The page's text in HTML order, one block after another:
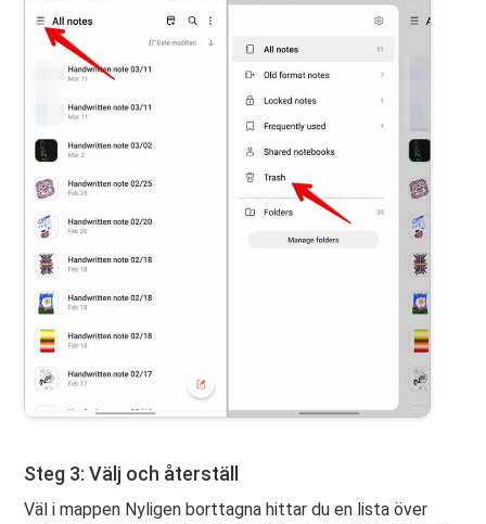
Steg 3: Välj och återställ
Väl i mappen Nyligen borttagna hittar du en lista över